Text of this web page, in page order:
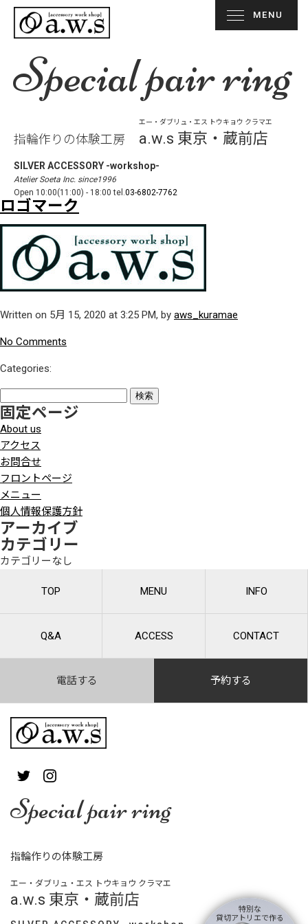
Special pair ring
指輪作りの体験工房
エー・ダブリュ・エス トウキョウ クラマエ
a.w.s 東京・蔵前店
SILVER ACCESSORY -workshop-
Atelier Soeta Inc. since1996
Open 10:00(11:00) - 18:00 tel.03-6802-7762
MENU
ロゴマーク
Written on 5月 15, 2020 at 3:25 PM, by aws_kuramae
No Comments
Categories:
索:
固定ページ
About us
アクセス
お問合せ
フロントページ
メニュー
個人情報保護方針
アーカイブ
カテゴリー
カテゴリーなし
TOP MENU INFO
Q&A ACCESS CONTACT
電話する 予約する
Special pair ring
指輪作りの体験工房
エー・ダブリュ・エス トウキョウ クラマエ
a.w.s 東京・蔵前店
特別な
貸切アトリエで作る